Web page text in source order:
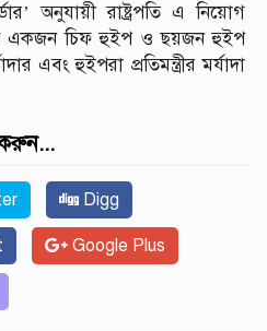
অনুযায়ী রাষ্ট্রপতি এ নিয়োগ
একজন চিফ হুইপ ও ছয়জন হুইপ
এবং হুইপরা প্রতিমন্ত্রীর মর্যাদা
করুন...
Digg
Google Plus